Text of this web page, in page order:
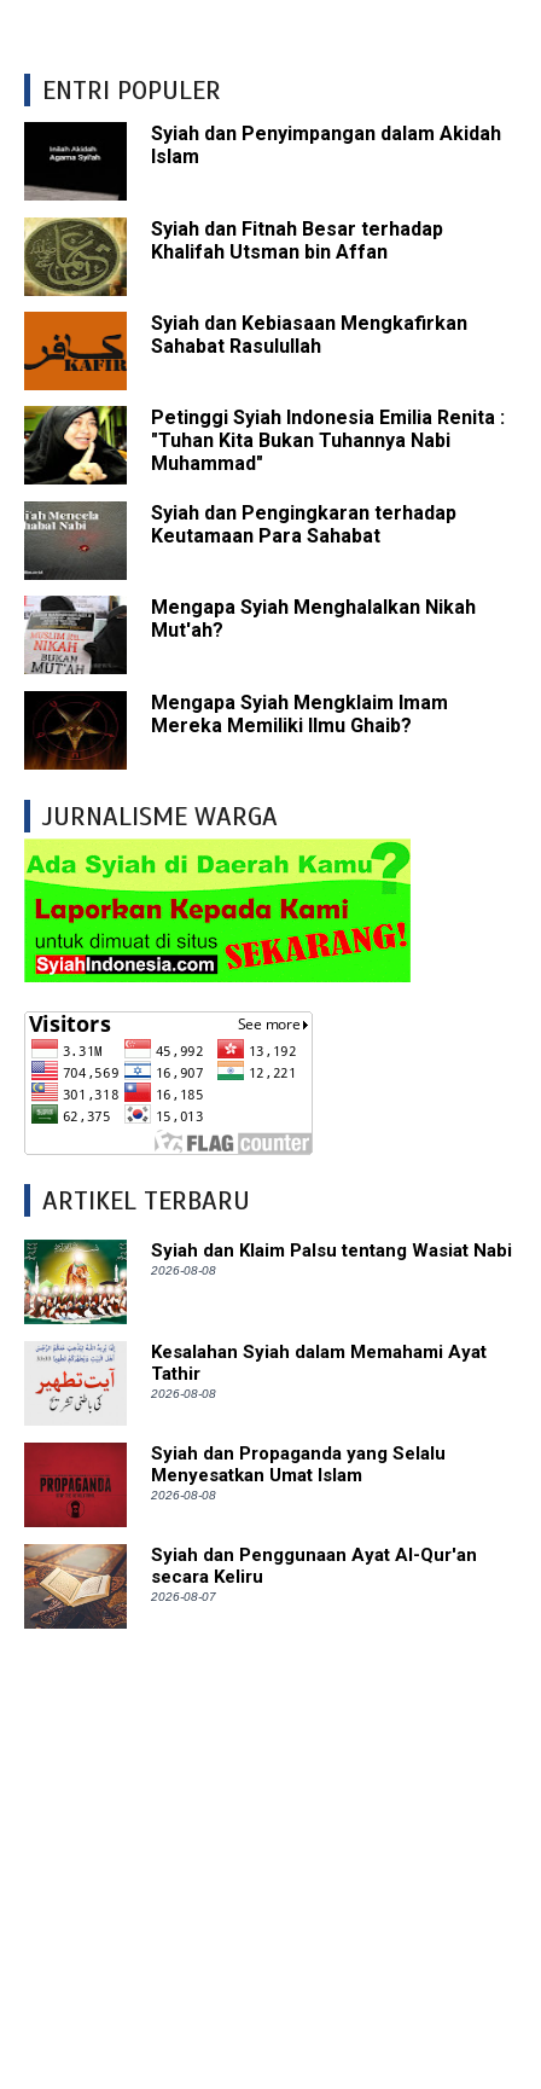
ENTRI POPULER
Syiah dan Penyimpangan dalam Akidah
Islam
Syiah dan Fitnah Besar terhadap
Khalifah Utsman bin Affan
Syiah dan Kebiasaan Mengkafirkan
Sahabat Rasulullah
Petinggi Syiah Indonesia Emilia Renita :
"Tuhan Kita Bukan Tuhannya Nabi
Muhammad"
Syiah dan Pengingkaran terhadap
Keutamaan Para Sahabat
Mengapa Syiah Menghalalkan Nikah
Mut'ah?
Mengapa Syiah Mengklaim Imam
Mereka Memiliki Ilmu Ghaib?
JURNALISME WARGA
ARTIKEL TERBARU
Syiah dan Klaim Palsu tentang Wasiat Nabi
2026-08-08
Kesalahan Syiah dalam Memahami Ayat
Tathir
2026-08-08
Syiah dan Propaganda yang Selalu
Menyesatkan Umat Islam
2026-08-08
Syiah dan Penggunaan Ayat Al-Qur'an
secara Keliru
2026-08-07